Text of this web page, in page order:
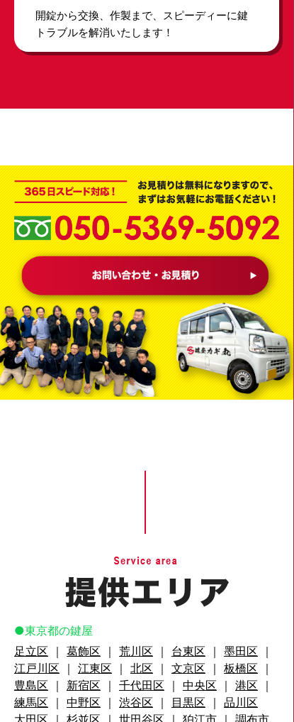
開錠から交換、作製まで、スピーディーに鍵
トラブルを解消いたします！
東京都の鍵屋
足立区 ｜ 葛飾区 ｜ 荒川区 ｜ 台東区 ｜ 墨田区 ｜
江戸川区 ｜ 江東区 ｜ 北区 ｜ 文京区 ｜ 板橋区 ｜
豊島区 ｜ 新宿区 ｜ 千代田区 ｜ 中央区 ｜ 港区 ｜
練馬区 ｜ 中野区 ｜ 渋谷区 ｜ 目黒区 ｜ 品川区